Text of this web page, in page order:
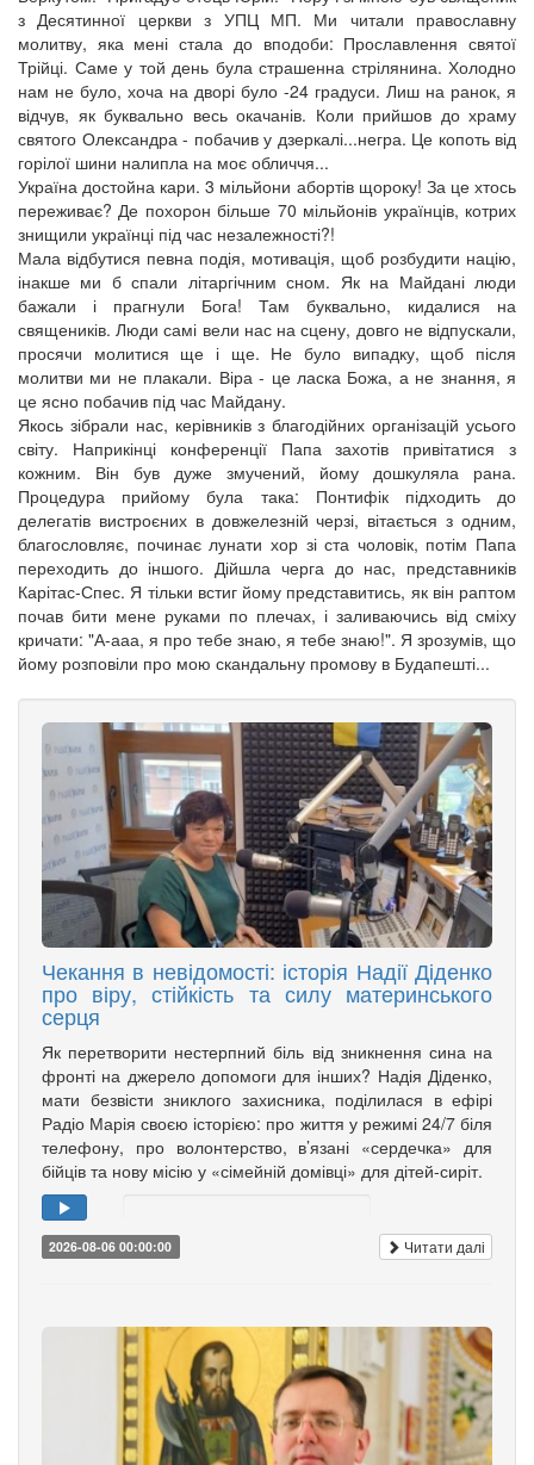
з Десятинної церкви з УПЦ МП. Ми читали православну
молитву, яка мені стала до вподоби: Прославлення святої
Трійці. Саме у той день була страшенна стрілянина. Холодно
нам не було, хоча на дворі було -24 градуси. Лиш на ранок, я
відчув, як буквально весь окачанів. Коли прийшов до храму
святого Олександра - побачив у дзеркалі...негра. Це копоть від
горілої шини налипла на моє обличчя...
Україна достойна кари. 3 мільйони абортів щороку! За це хтось
переживає? Де похорон більше 70 мільйонів українців, котрих
знищили українці під час незалежності?!
Мала відбутися певна подія, мотивація, щоб розбудити націю,
інакше ми б спали літаргічним сном. Як на Майдані люди
бажали і прагнули Бога! Там буквально, кидалися на
священиків. Люди самі вели нас на сцену, довго не відпускали,
просячи молитися ще і ще. Не було випадку, щоб після
молитви ми не плакали. Віра - це ласка Божа, а не знання, я
це ясно побачив під час Майдану.
Якось зібрали нас, керівників з благодійних організацій усього
світу. Наприкінці конференції Папа захотів привітатися з
кожним. Він був дуже змучений, йому дошкуляла рана.
Процедура прийому була така: Понтифік підходить до
делегатів вистроєних в довжелезній черзі, вітається з одним,
благословляє, починає лунати хор зі ста чоловік, потім Папа
переходить до іншого. Дійшла черга до нас, представників
Карітас-Спес. Я тільки встиг йому представитись, як він раптом
почав бити мене руками по плечах, і заливаючись від сміху
кричати: "А-ааа, я про тебе знаю, я тебе знаю!". Я зрозумів, що
йому розповіли про мою скандальну промову в Будапешті...
Чекання в невідомості: історія Надії Діденко
про віру, стійкість та силу материнського
серця
Як перетворити нестерпний біль від зникнення сина на
фронті на джерело допомоги для інших? Надія Діденко,
мати безвісти зниклого захисника, поділилася в ефірі
Радіо Марія своєю історією: про життя у режимі 24/7 біля
телефону, про волонтерство, в’язані «сердечка» для
бійців та нову місію у «сімейній домівці» для дітей-сиріт.
2026-08-06 00:00:00 Читати далі